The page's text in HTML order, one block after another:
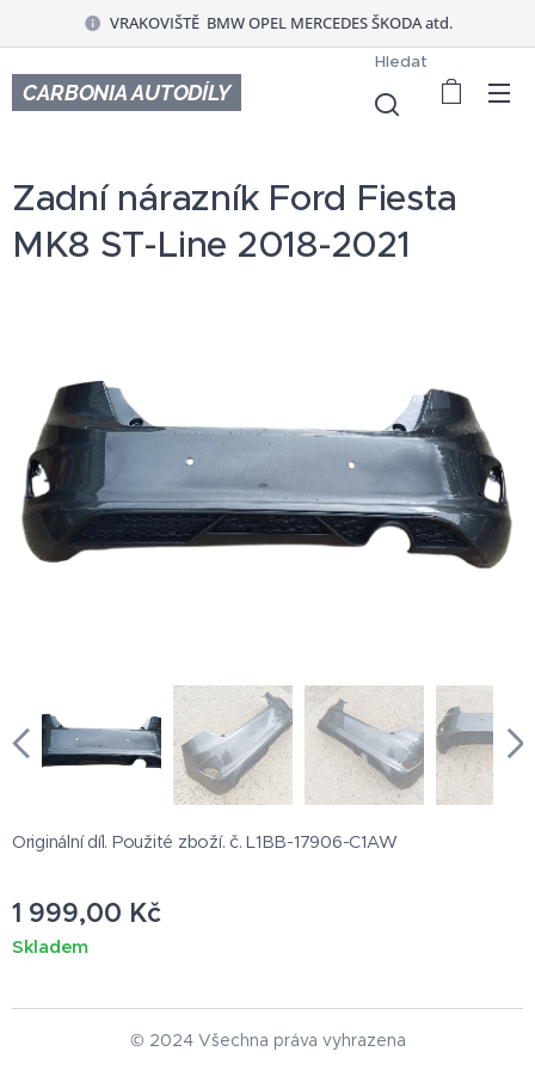
VRAKOVIŠTĚ BMW OPEL MERCEDES ŠKODA atd.
CARBONIA AUTODÍLY
Hledat
Zadní nárazník Ford Fiesta
MK8 ST-Line 2018-2021
Originální díl. Použité zboží. č. L1BB-17906-C1AW
1 999,00 Kč
Skladem
© 2024 Všechna práva vyhrazena